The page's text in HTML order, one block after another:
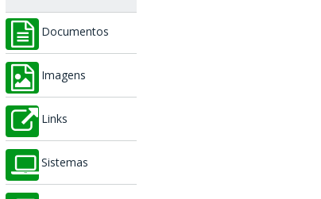
Documentos
Imagens
Links
Sistemas